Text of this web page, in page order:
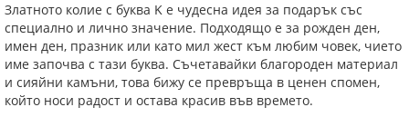
Златното колие с буква K е чудесна идея за подарък със
специално и лично значение. Подходящо е за рожден ден,
имен ден, празник или като мил жест към любим човек, чието
име започва с тази буква. Съчетавайки благороден материал
и сияйни камъни, това бижу се превръща в ценен спомен,
който носи радост и остава красив във времето.